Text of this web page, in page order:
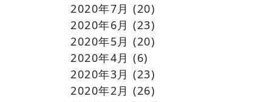
2020年7月 (20)
2020年6月 (23)
2020年5月 (20)
2020年4月 (6)
2020年3月 (23)
2020年2月 (26)